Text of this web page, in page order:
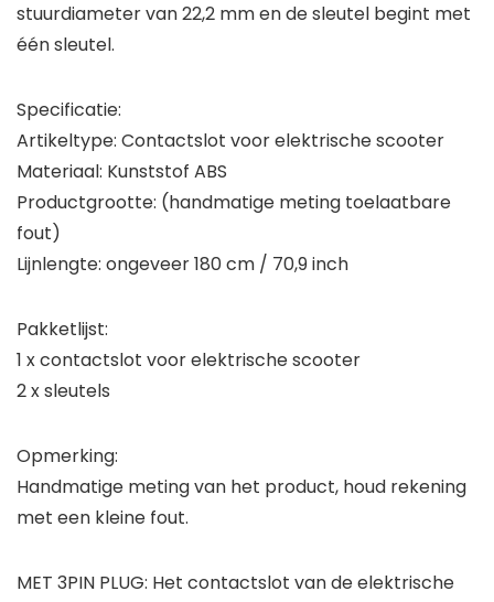
stuurdiameter van 22,2 mm en de sleutel begint met
één sleutel.
Specificatie:
Artikeltype: Contactslot voor elektrische scooter
Materiaal: Kunststof ABS
Productgrootte: (handmatige meting toelaatbare
fout)
Lijnlengte: ongeveer 180 cm / 70,9 inch
Pakketlijst:
1 x contactslot voor elektrische scooter
2 x sleutels
Opmerking:
Handmatige meting van het product, houd rekening
met een kleine fout.
MET 3PIN PLUG: Het contactslot van de elektrische